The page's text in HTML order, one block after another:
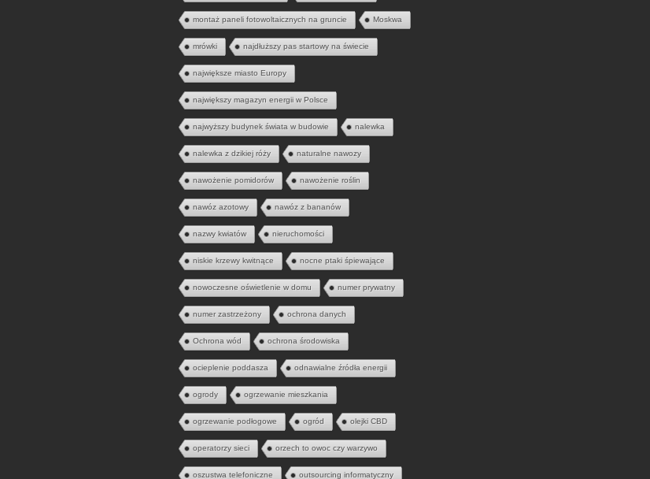
montaż paneli fotowoltaicznych na gruncie Moskwa
mrówki najdłuższy pas startowy na świecie
największe miasto Europy
największy magazyn energii w Polsce
najwyższy budynek świata w budowie nalewka
nalewka z dzikiej róży naturalne nawozy
nawożenie pomidorów nawożenie roślin
nawóz azotowy nawóz z bananów
nazwy kwiatów nieruchomości
niskie krzewy kwitnące nocne ptaki śpiewające
nowoczesne oświetlenie w domu numer prywatny
numer zastrzeżony ochrona danych
Ochrona wód ochrona środowiska
ocieplenie poddasza odnawialne źródła energii
ogrody ogrzewanie mieszkania
ogrzewanie podłogowe ogród olejki CBD
operatorzy sieci orzech to owoc czy warzywo
oszustwa telefoniczne outsourcing informatyczny